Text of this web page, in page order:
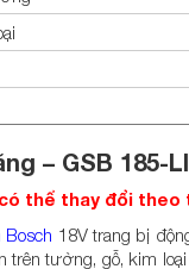
– GSB 185-LI
có thể thay đổi
Bosch 18V trang bị
trên tường, gỗ, kim